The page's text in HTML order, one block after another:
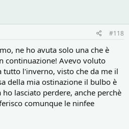
#118
ne ho avuta solo una che è
continuazione! Avevo voluto
tutto l'inverno, visto che da me il
della mia ostinazione il bulbo è
lasciato perdere, anche perchè
comunque le ninfee